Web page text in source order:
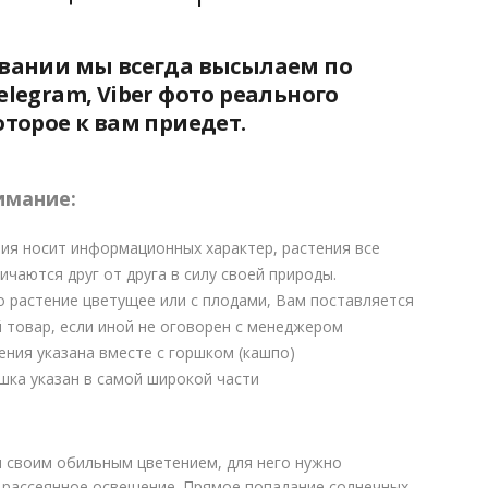
мы всегда высылаем по
Viber фото реального
к вам приедет.
носит информационных характер, растения все
друг от друга в силу своей природы.
растение цветущее или с плодами, Вам поставляется
товар, если иной не оговорен с менеджером
указана вместе с горшком (кашпо)
указан в самой широкой части
обильным цветением, для него нужно